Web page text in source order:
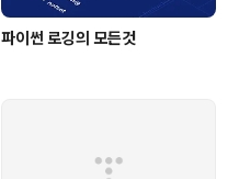
파이썬 로깅의 모든것